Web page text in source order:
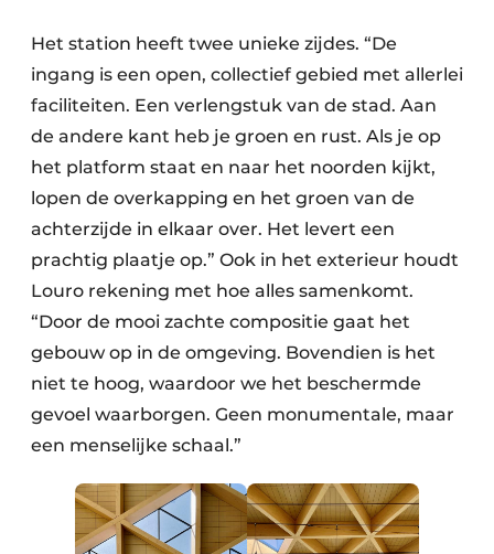
Het station heeft twee unieke zijdes. “De
ingang is een open, collectief gebied met allerlei
faciliteiten. Een verlengstuk van de stad. Aan
de andere kant heb je groen en rust. Als je op
het platform staat en naar het noorden kijkt,
lopen de overkapping en het groen van de
achterzijde in elkaar over. Het levert een
prachtig plaatje op.” Ook in het exterieur houdt
Louro rekening met hoe alles samenkomt.
“Door de mooi zachte compositie gaat het
gebouw op in de omgeving. Bovendien is het
niet te hoog, waardoor we het beschermde
gevoel waarborgen. Geen monumentale, maar
een menselijke schaal.”